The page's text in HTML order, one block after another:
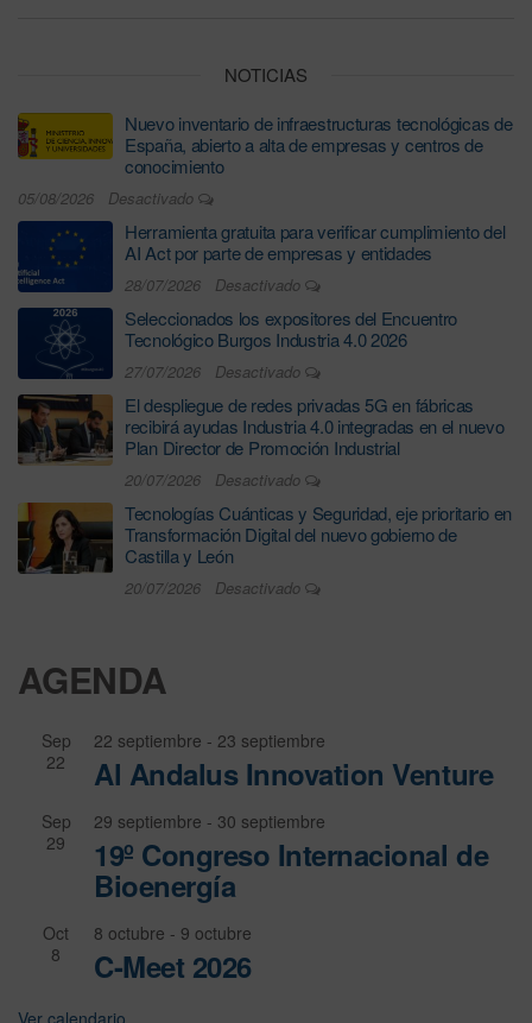
NOTICIAS
Nuevo inventario de infraestructuras tecnológicas de
España, abierto a alta de empresas y centros de
conocimiento
05/08/2026 Desactivado
Herramienta gratuita para verificar cumplimiento del
AI Act por parte de empresas y entidades
28/07/2026 Desactivado
Seleccionados los expositores del Encuentro
Tecnológico Burgos Industria 4.0 2026
27/07/2026 Desactivado
El despliegue de redes privadas 5G en fábricas
recibirá ayudas Industria 4.0 integradas en el nuevo
Plan Director de Promoción Industrial
20/07/2026 Desactivado
Tecnologías Cuánticas y Seguridad, eje prioritario en
Transformación Digital del nuevo gobierno de
Castilla y León
20/07/2026 Desactivado
AGENDA
Sep
22
22 septiembre - 23 septiembre
Al Andalus Innovation Venture
Sep
29
29 septiembre - 30 septiembre
19º Congreso Internacional de
Bioenergía
Oct
8
8 octubre - 9 octubre
C-Meet 2026
Ver calendario